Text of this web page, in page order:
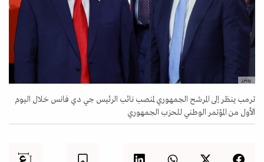
رويترز
ترمب ينظر إلى المرشح الجمهوري لمنصب نائب الرئيس جي دي فانس خلال اليوم
الأول من المؤتمر الوطني للحزب الجمهوري